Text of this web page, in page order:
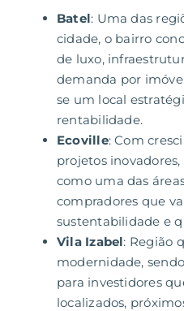
Batel: Uma das
cidade, o bairro
de luxo,
demanda por
se um local
rentabilidade.
Ecoville: Com
projetos
como uma das
compradores que
sustentabilidade e
Vila Izabel: Região
modernidade,
para investidores
localizados,